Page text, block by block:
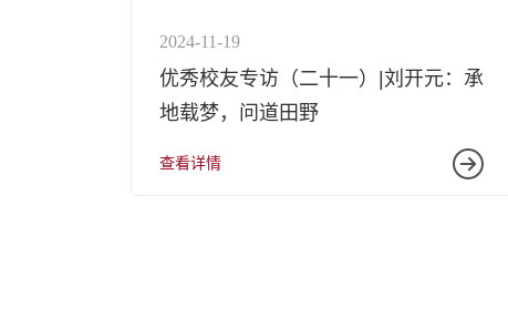
2024-11-19
优秀校友专访（二十一）|刘开元：承
地载梦，问道田野
查看详情